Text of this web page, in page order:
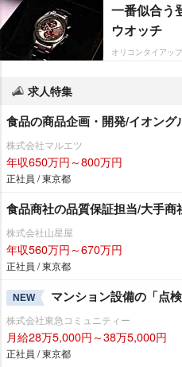
一番似合う
ウオッチ
オリコンタイアッ
求人特集
食品の商品企画・開発/イオン
株式会社マルエツ
年収650万円～800万円
正社員 / 東京都
食品商社の品質保証担当/大手
株式会社山星屋
年収560万円～670万円
正社員 / 東京都
NEW マンション設備の「点
株式会社東急コミュニティー
月給28万5,000円～38万5,000円
正社員 / 東京都